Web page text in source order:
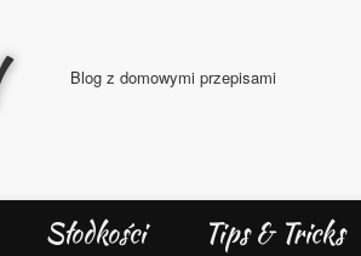
Blog z domowymi przepisami
Słodkości Tips & Tricks